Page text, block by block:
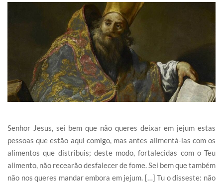
Senhor Jesus, sei bem que não queres deixar em jejum estas
pessoas que estão aqui comigo, mas antes alimentá-las com os
alimentos que distribuis; deste modo, fortalecidas com o Teu
alimento, não recearão desfalecer de fome. Sei bem que também
não nos queres mandar embora em jejum. […] Tu o disseste: não